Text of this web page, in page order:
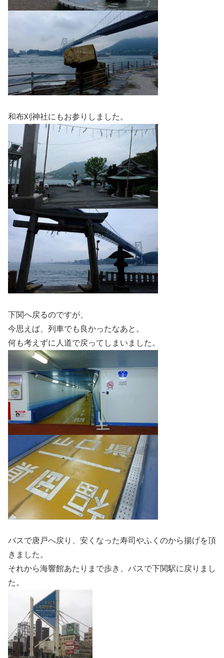
和布刈神社にもお参りしました。
下関へ戻るのですが、
今思えば、列車でも良かったなあと。
何も考えずに人道で戻ってしまいました。
バスで唐戸へ戻り、安くなった寿司やふくのから揚げを頂
きました。
それから海響館あたりまで歩き、バスで下関駅に戻りまし
た。